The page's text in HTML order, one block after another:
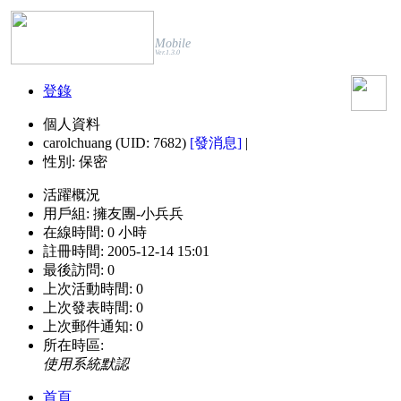
Mobile
Ver.1.3.0
登錄
個人資料
carolchuang (UID: 7682) [發消息] |
性別: 保密
活躍概況
用戶組: 擁友團-小兵兵
在線時間: 0 小時
註冊時間: 2005-12-14 15:01
最後訪問: 0
上次活動時間: 0
上次發表時間: 0
上次郵件通知: 0
所在時區:
使用系統默認
首頁